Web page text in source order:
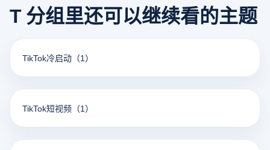
T 分组里还可以继续看的主题
TikTok冷启动 （1）
TikTok短视频 （1）